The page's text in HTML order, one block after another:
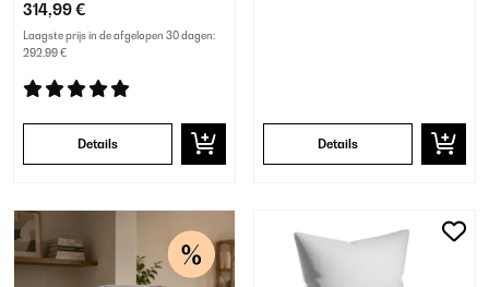
314,99 €
Laagste prijs in de afgelopen 30 dagen:
292,99 €
Details Details